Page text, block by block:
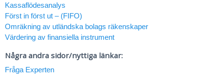
Kassaflödesanalys
Först in först ut – (FIFO)
Omräkning av utländska bolags räkenskaper
Värdering av finansiella instrument
Några andra sidor/nyttiga länkar:
Fråga Experten